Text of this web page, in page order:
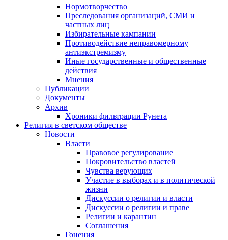
Нормотворчество
Преследования организаций, СМИ и
частных лиц
Избирательные кампании
Противодействие неправомерному
антиэкстремизму
Иные государственные и общественные
действия
Мнения
Публикации
Документы
Архив
Хроники фильтрации Рунета
Религия в светском обществе
Новости
Власти
Правовое регулирование
Покровительство властей
Чувства верующих
Участие в выборах и в политической
жизни
Дискуссии о религии и власти
Дискуссии о религии и праве
Религии и карантин
Соглашения
Гонения